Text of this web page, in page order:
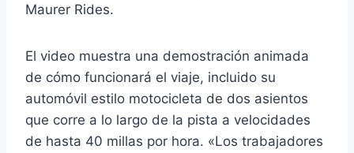
Maurer Rides.
El video muestra una demostración animada
de cómo funcionará el viaje, incluido su
automóvil estilo motocicleta de dos asientos
que corre a lo largo de la pista a velocidades
de hasta 40 millas por hora. «Los trabajadores